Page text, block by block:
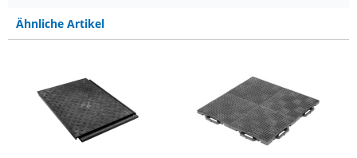
Ähnliche Artikel